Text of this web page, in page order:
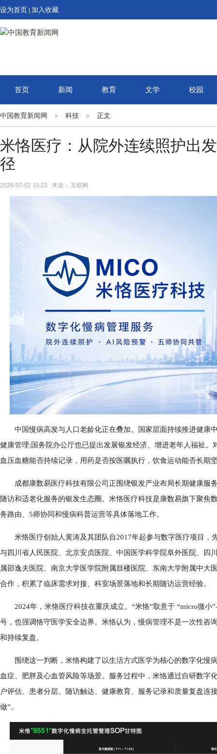
设为首页 加入收藏
首页 新闻 教育 文学 校园
中国教育新闻网 科技 正文
米恪医疗：从院外连续照护出
径
2026-07-02 15:23 来源： 互联网
中国慢病高发与人口老龄化正在叠加。国家层面持续推进健康
健康管理;国务院办公厅也已提出发展银发经济、增进老年人福祉
血压血糖能否持续记录，用药是否按医嘱执行，饮食运动能否长期
成都康数易医疗科技有限公司正围绕银发产业布局长期健康服
随访和适老化服务的银发生态圈。米恪医疗科技是康数易旗下聚
务路由、5师协同和慢病科普运营等具体落地工作。
米恪医疗创始人黄涛及其团队自2017年起参与数字医疗项目，
与四川省人民医院、北京安贞医院、中国医学科学院阜外医院、四
属邵逸夫医院、南京大学医学院附属鼓楼医院、东南大学附属中
合作，积累了临床需求对接、科室场景落地和长期随访运营经验。
2024年，米恪医疗科技在重庆成立。“米恪”取意于 “micro微小
号，也强调恪守医学安全边界。米恪认为，慢病管理不是一次性咨
和持续复盘。
围绕这一判断，米恪构建了以生活方式医学为核心的数字化慢
血症、肥胖及心血管风险等场景。服务过程中，米恪通过自研数字
户评估、患者分层、随访触达、健康教育、服务记录和质量复盘连
做”。